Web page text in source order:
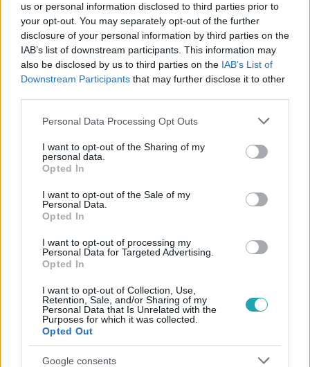
us or personal information disclosed to third parties prior to
your opt-out. You may separately opt-out of the further
disclosure of your personal information by third parties on the
IAB’s list of downstream participants. This information may
also be disclosed by us to third parties on the IAB’s List of
Downstream Participants that may further disclose it to other
Please note that this website/app uses one or more Google
not limited to your visit or usage behaviour. You may click to
grant or deny consent to Google and its third-party tags to
use your data for below specified purposes in below Google
consent section.
Personal Data Processing Opt Outs
I want to opt-out of the Sharing of my
personal data.
Opted In
I want to opt-out of the Sale of my
Personal Data.
Opted In
I want to opt-out of processing my
Personal Data for Targeted Advertising.
Opted In
I want to opt-out of Collection, Use,
Retention, Sale, and/or Sharing of my
Personal Data that Is Unrelated with the
Purposes for which it was collected.
Opted Out
Google consents
#VÁLLALATI HÍREK #HOTEL TRANSYLVANIA
#ELŐZETESEK #COOL # ANIMÁCIÓS FILM
PÜNKÖSD VIDEÓ
Népszerű